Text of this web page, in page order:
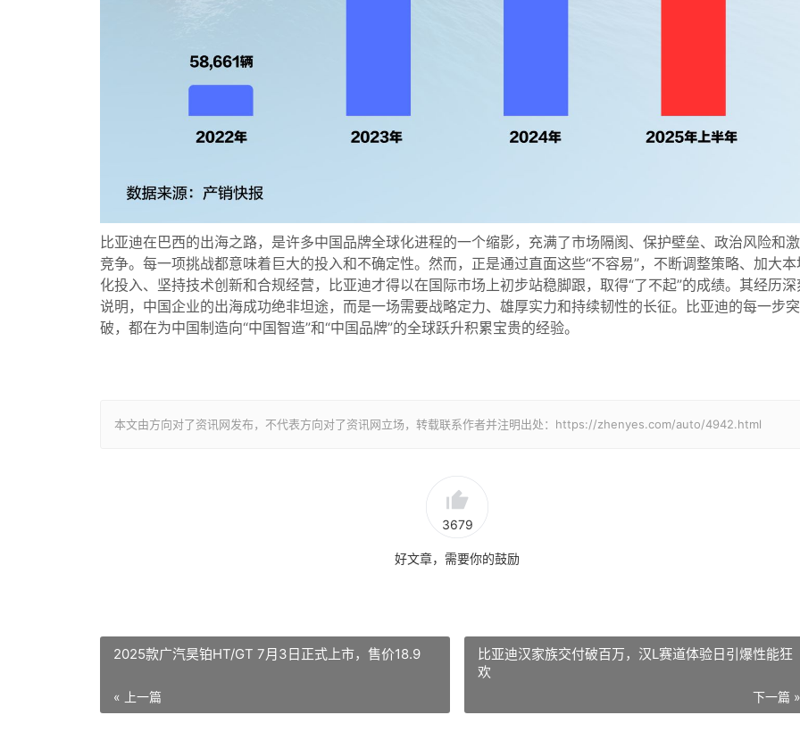
比亚迪在巴西的出海之路，是许多中国品牌全球化进程的一个缩影，充满了市场隔阂、保护壁垒、政治风险和
竞争。每一项挑战都意味着巨大的投入和不确定性。然而，正是通过直面这些“不容易”，不断调整策略、加大本
化投入、坚持技术创新和合规经营，比亚迪才得以在国际市场上初步站稳脚跟，取得“了不起”的成绩。其经历深
说明，中国企业的出海成功绝非坦途，而是一场需要战略定力、雄厚实力和持续韧性的长征。比亚迪的每一步突
破，都在为中国制造向“中国智造”和“中国品牌”的全球跃升积累宝贵的经验。
本文由方向对了资讯网发布，不代表方向对了资讯网立场，转载联系作者并注明出处：https://zhenyes.com/auto/4942.html
3679
好文章，需要你的鼓励
2025款广汽昊铂HT/GT 7月3日正式上市，售价18.9
« 上一篇
比亚迪汉家族交付破百万，汉L赛道体验日引爆性能狂
欢
下一篇 »